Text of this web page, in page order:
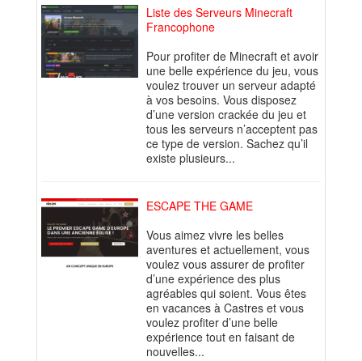
Liste des Serveurs Minecraft
Francophone
Pour profiter de Minecraft et avoir
une belle expérience du jeu, vous
voulez trouver un serveur adapté
à vos besoins. Vous disposez
d’une version crackée du jeu et
tous les serveurs n’acceptent pas
ce type de version. Sachez qu’il
existe plusieurs...
ESCAPE THE GAME
Vous aimez vivre les belles
aventures et actuellement, vous
voulez vous assurer de profiter
d’une expérience des plus
agréables qui soient. Vous êtes
en vacances à Castres et vous
voulez profiter d’une belle
expérience tout en faisant de
nouvelles...